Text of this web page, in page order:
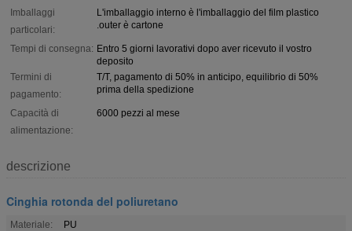
Imballaggi
particolari:
L'imballaggio interno è l'imballaggio del film plastico
.outer è cartone
Tempi di consegna: Entro 5 giorni lavorativi dopo aver ricevuto il vostro
deposito
Termini di
pagamento:
T/T, pagamento di 50% in anticipo, equilibrio di 50%
prima della spedizione
Capacità di
alimentazione:
6000 pezzi al mese
descrizione
Cinghia rotonda del poliuretano
Materiale:
PU